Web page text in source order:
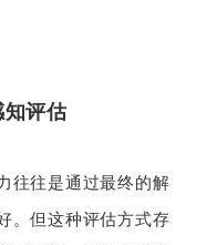
知评估
往往是通过最终的解
。但这种评估方式存